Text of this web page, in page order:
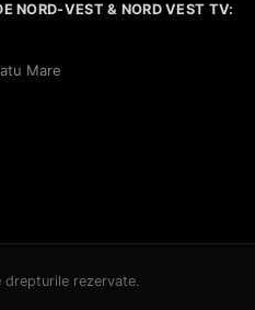
NORD-VEST & NORD VEST TV:
Mare
rezervate.